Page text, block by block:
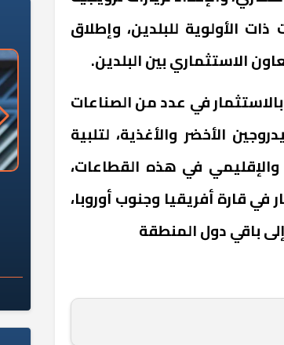
الأولوية للبلدين، وإطلاق
الاستثماري بين البلدين.
في عدد من الصناعات
الأخضر والأغذية، لتلبية
والإقليمي في هذه القطاعات،
في قارة أفريقيا وجنوب أوروبا،
باقي دول المنطقة
«وزارة الآثار»: العُثور على 10 توابيت سلامة الغذاء: 285 ألف طن صادرات
غذائية في أسبوع